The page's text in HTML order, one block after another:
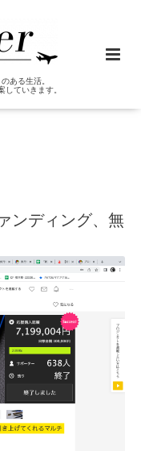
ある生活。
していきます。
ンディング、無